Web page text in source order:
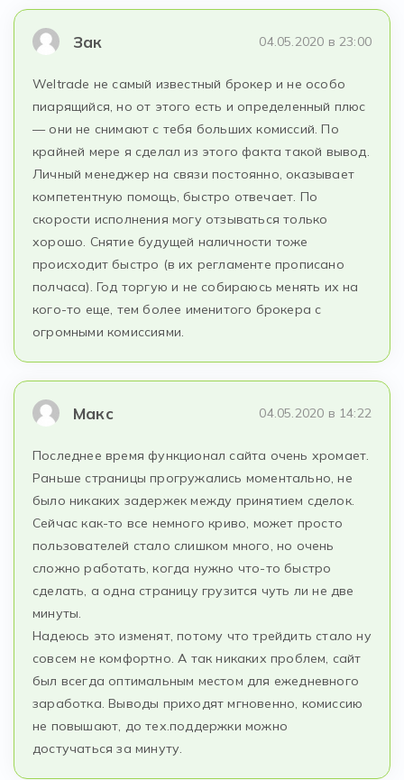
Зак 04.05.2020 в 23:00
Weltrade не самый известный брокер и не особо
пиарящийся, но от этого есть и определенный плюс
— они не снимают с тебя больших комиссий. По
крайней мере я сделал из этого факта такой вывод.
Личный менеджер на связи постоянно, оказывает
компетентную помощь, быстро отвечает. По
скорости исполнения могу отзываться только
хорошо. Снятие будущей наличности тоже
происходит быстро (в их регламенте прописано
полчаса). Год торгую и не собираюсь менять их на
кого-то еще, тем более именитого брокера с
огромными комиссиями.
Макс 04.05.2020 в 14:22
Последнее время функционал сайта очень хромает.
Раньше страницы прогружались моментально, не
было никаких задержек между принятием сделок.
Сейчас как-то все немного криво, может просто
пользователей стало слишком много, но очень
сложно работать, когда нужно что-то быстро
сделать, а одна страницу грузится чуть ли не две
минуты.
Надеюсь это изменят, потому что трейдить стало ну
совсем не комфортно. А так никаких проблем, сайт
был всегда оптимальным местом для ежедневного
заработка. Выводы приходят мгновенно, комиссию
не повышают, до тех.поддержки можно
достучаться за минуту.